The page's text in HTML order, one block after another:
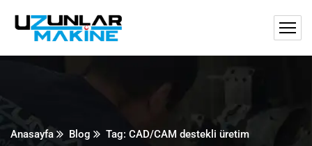
Anasayfa Blog Tag: CAD/CAM destekli üretim